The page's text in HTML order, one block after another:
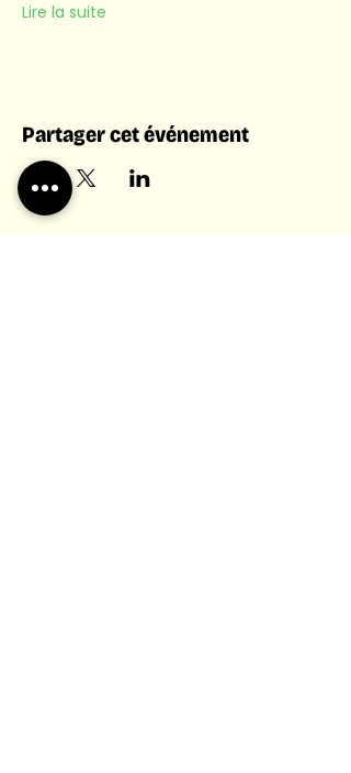
Lire la suite
Partager cet événement